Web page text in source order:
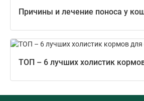
Причины и лечение поноса у
ТОП – 6 лучших холистик